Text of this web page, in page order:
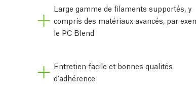
Large gamme de filaments supportés, y
compris des matériaux avancés, par
le PC Blend
Entretien facile et bonnes qualités
d'adhérence